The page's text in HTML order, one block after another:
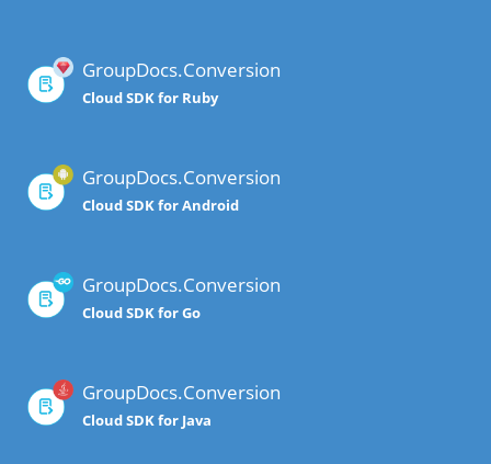
GroupDocs.Conversion
Cloud SDK for Ruby
GroupDocs.Conversion
Cloud SDK for Android
GroupDocs.Conversion
Cloud SDK for Go
GroupDocs.Conversion
Cloud SDK for Java